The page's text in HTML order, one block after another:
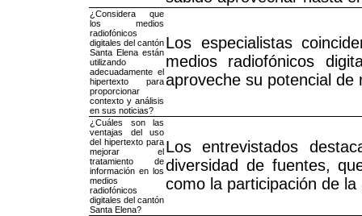
¿Considera que
los medios
radiofónicos
digitales del cantón
Santa Elena están
utilizando
adecuadamente el
hipertexto para
proporcionar
contexto y análisis
en sus noticias?
Los especialistas
medios radiofónicos
aproveche su potencial de
¿Cuáles son las
ventajas del uso
del hipertexto para
mejorar el
tratamiento de
información en los
medios
radiofónicos
digitales del cantón
Santa Elena?
Los entrevistados
diversidad de fuentes,
como la participación de la